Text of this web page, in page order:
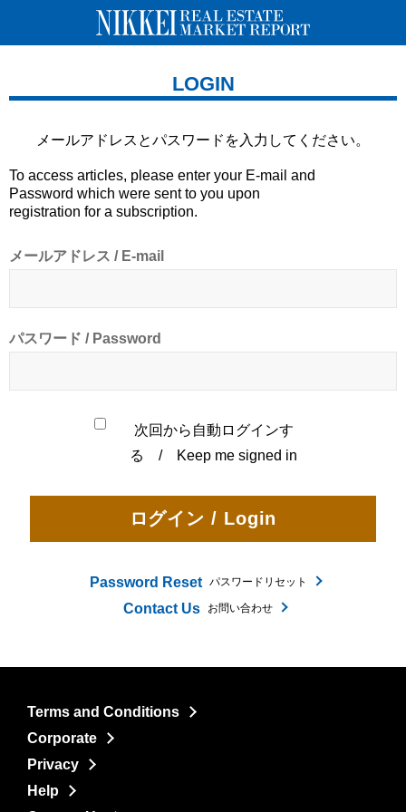
LOGIN
メールアドレスとパスワードを 入力してください。
To access articles, please enter your E-mail and
Password which were sent to you upon
registration for a subscription.
メールアドレス / E-mail
パスワード / Password
次回から自動ログインす
る / Keep me signed in
Password Reset パスワードリセット
Contact Us お問い合わせ
Terms and Conditions
Corporate
Privacy
Help